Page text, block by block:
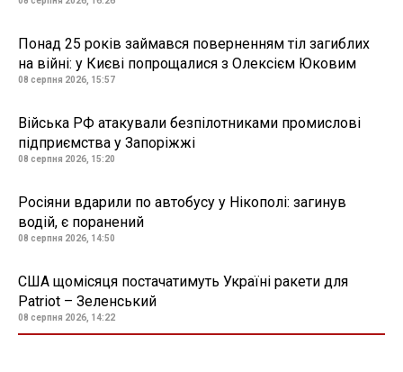
Понад 25 років займався поверненням тіл загиблих
на війні: у Києві попрощалися з Олексієм Юковим
08 серпня 2026, 15:57
Війська РФ атакували безпілотниками промислові
підприємства у Запоріжжі
08 серпня 2026, 15:20
Росіяни вдарили по автобусу у Нікополі: загинув
водій, є поранений
08 серпня 2026, 14:50
США щомісяця постачатимуть Україні ракети для
Patriot – Зеленський
08 серпня 2026, 14:22